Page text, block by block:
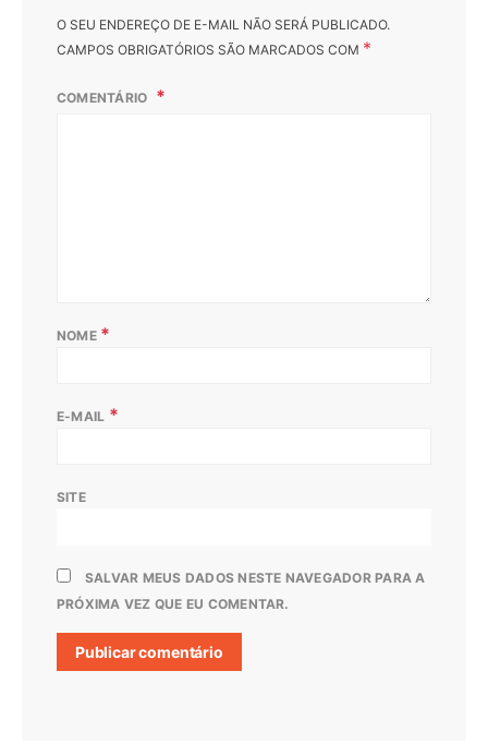
O SEU ENDEREÇO DE E-MAIL NÃO SERÁ PUBLICADO.
CAMPOS OBRIGATÓRIOS SÃO MARCADOS COM *
COMENTÁRIO
NOME *
E-MAIL *
SITE
SALVAR MEUS DADOS NESTE NAVEGADOR PARA A
PRÓXIMA VEZ QUE EU COMENTAR.